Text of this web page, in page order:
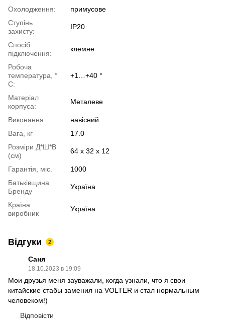
Охолодження:
примусове
Ступінь
захисту:
IP20
Спосіб
підключення:
клемне
Робоча
температура, °
С:
+1…+40 °
Матеріал
корпуса:
Металеве
Виконання:
навісний
Вага, кг
17.0
Розміри Д*Ш*В
(см)
64 х 32 х 12
Гарантія, міс.
1000
Батьківщина
Бренду
Україна
Країна
виробник
Україна
Відгуки 2
Саня
18.10.2023 в 19:09
Мои друзья меня зауважали, когда узнали, что я свои
китайские стабы заменил на VOLTER и стал нормальным
человеком!)
Відповісти